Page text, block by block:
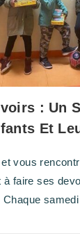
: Un
Et
vous
à faire ses